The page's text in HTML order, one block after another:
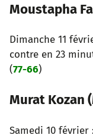
Moustapha
Dimanche 11
contre en 23
(77-66)
Murat Kozan
Samedi 10 février